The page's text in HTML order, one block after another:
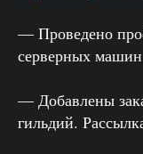
— Проведено
серверных
— Добавлены
гильдий.